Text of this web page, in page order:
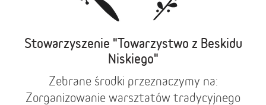
Stowarzyszenie "Towarzystwo z Beskidu
Niskiego"
Zebrane środki przeznaczymy na:
Zorganizowanie warsztatów tradycyjnego